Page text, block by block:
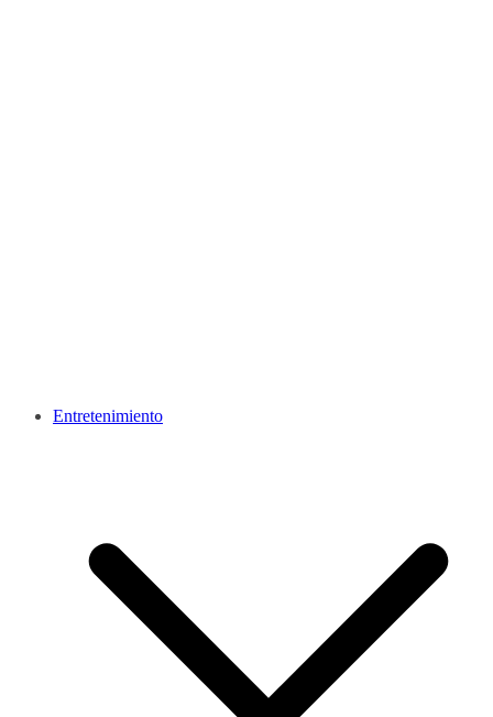
Entretenimiento